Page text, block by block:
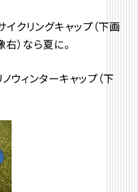
クリングキャップ（下画
）なら夏に。
ウィンターキャップ（下